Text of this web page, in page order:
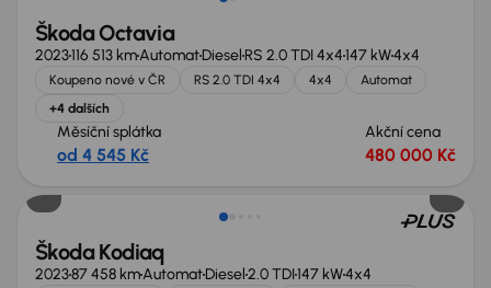
Škoda Octavia
2023116 513 kmAutomatDiesel RS 2.0 TDI 4x4147 kW4x4
Koupeno nové v ČR RS 2.0 TDI 4x4 4x4
Automat
+4 dalších
Měsíční splátka
od 4 545 Kč
Akční cena
480 000 Kč
Nově v nabídce
Škoda Kodiaq
202387 458 kmAutomatDiesel2.0 TDI147 kW4x4